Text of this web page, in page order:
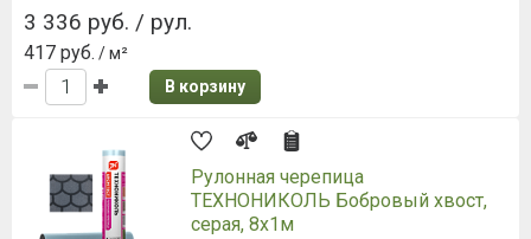
3 336 руб. / рул.
417 руб. / м²
В корзину
Рулонная черепица
ТЕХНОНИКОЛЬ Бобровый хвост,
серая, 8х1м